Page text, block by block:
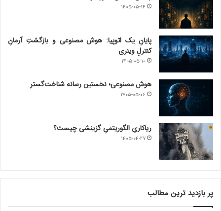
۱۴۰۵-۰۵-۱۴
پایانِ یک اتوپیا: هوش مصنوعی و بازگشتِ آرمانِ
کنترلِ وینری
۱۴۰۵-۰۵-۱۰
هوش مصنوعی؛ نخستین رسانه شناخت‌گستر
۱۴۰۵-۰۵-۰۶
ریاکاریِ الگوریتمیِ گزینشی چیست؟
۱۴۰۵-۰۴-۲۷
پر بازدید ترین مطالب